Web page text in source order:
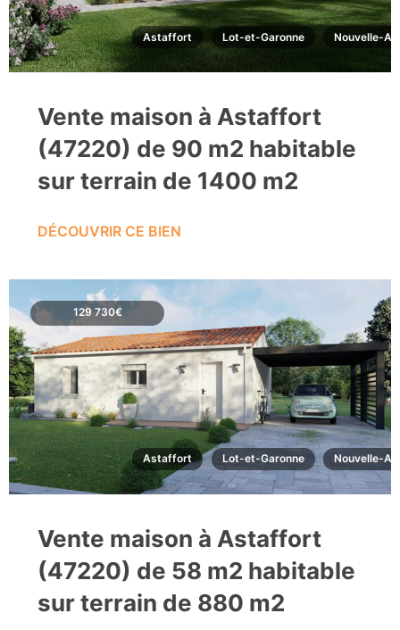
Astaffort Lot-et-Garonne Nouvelle-
Vente maison à Astaffort
(47220) de 90 m2 habitable
sur terrain de 1400 m2
DÉCOUVRIR CE BIEN
129 730€
Astaffort Lot-et-Garonne Nouvelle-
Vente maison à Astaffort
(47220) de 58 m2 habitable
sur terrain de 880 m2